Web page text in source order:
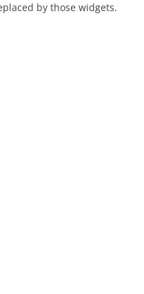
by those widgets.